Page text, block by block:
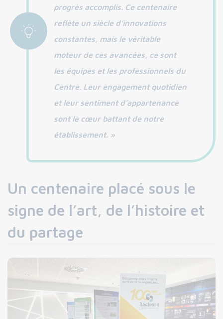
progrès accomplis. Ce centenaire
reflète un siècle d’innovations
constantes, mais le véritable
moteur de ces avancées, ce sont
les équipes et les professionnels du
Centre. Leur engagement quotidien
et leur sentiment d’appartenance
sont le cœur battant de notre
établissement. »
Un centenaire placé sous le
signe de l’art, de l’histoire et
du partage